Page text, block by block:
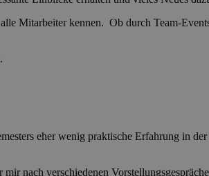
Mitarbeiter kennen. Ob durch Team-
eher wenig praktische Erfahrung in
nach verschiedenen